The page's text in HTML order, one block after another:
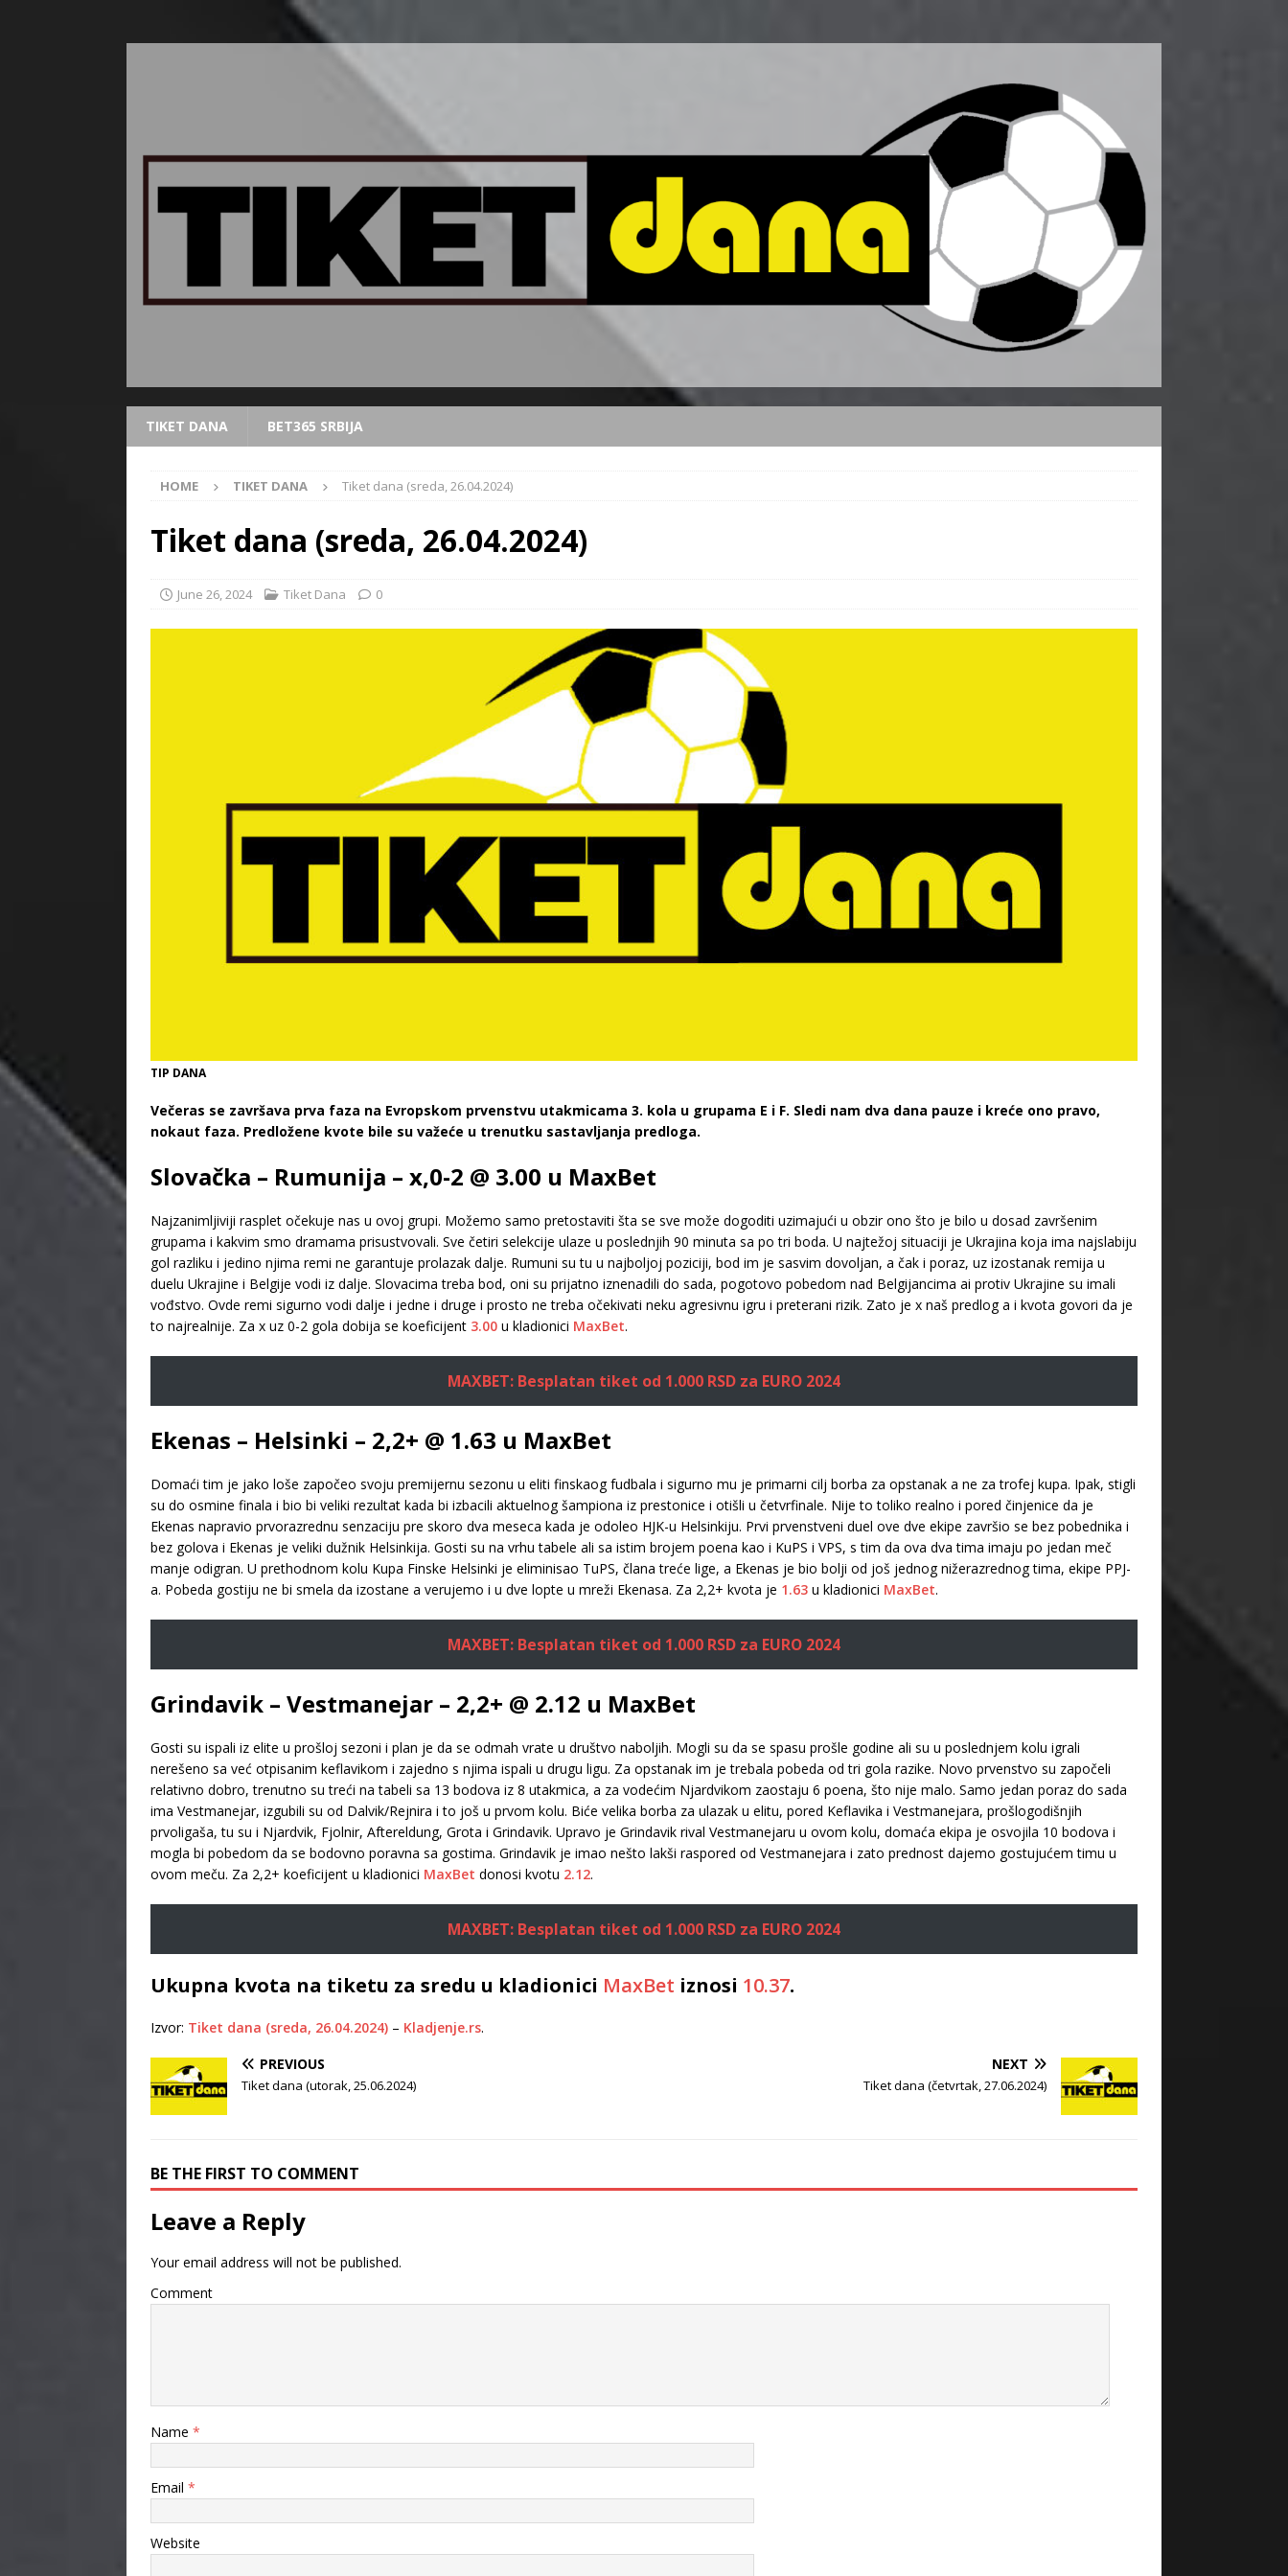
TIKET DANA BET365 SRBIJA
HOME TIKET DANA Tiket dana (sreda, 26.04.2024)
Tiket dana (sreda, 26.04.2024)
June 26, 2024 Tiket Dana 0
TIP DANA
Večeras se završava prva faza na Evropskom prvenstvu utakmicama 3. kola u grupama E i F. Sledi nam dva dana pauze i kreće ono pravo,
nokaut faza. Predložene kvote bile su važeće u trenutku sastavljanja predloga.
Slovačka – Rumunija – x,0-2 @ 3.00 u MaxBet
Najzanimljiviji rasplet očekuje nas u ovoj grupi. Možemo samo pretostaviti šta se sve može dogoditi uzimajući u obzir ono što je bilo u dosad završenim
grupama i kakvim smo dramama prisustvovali. Sve četiri selekcije ulaze u poslednjih 90 minuta sa po tri boda. U najtežoj situaciji je Ukrajina koja ima najslabiju
gol razliku i jedino njima remi ne garantuje prolazak dalje. Rumuni su tu u najboljoj poziciji, bod im je sasvim dovoljan, a čak i poraz, uz izostanak remija u
duelu Ukrajine i Belgije vodi iz dalje. Slovacima treba bod, oni su prijatno iznenadili do sada, pogotovo pobedom nad Belgijancima ai protiv Ukrajine su imali
vođstvo. Ovde remi sigurno vodi dalje i jedne i druge i prosto ne treba očekivati neku agresivnu igru i preterani rizik. Zato je x naš predlog a i kvota govori da je
to najrealnije. Za x uz 0-2 gola dobija se koeficijent 3.00 u kladionici MaxBet.
MAXBET: Besplatan tiket od 1.000 RSD za EURO 2024
Ekenas – Helsinki – 2,2+ @ 1.63 u MaxBet
Domaći tim je jako loše započeo svoju premijernu sezonu u eliti finskaog fudbala i sigurno mu je primarni cilj borba za opstanak a ne za trofej kupa. Ipak, stigli
su do osmine finala i bio bi veliki rezultat kada bi izbacili aktuelnog šampiona iz prestonice i otišli u četvrfinale. Nije to toliko realno i pored činjenice da je
Ekenas napravio prvorazrednu senzaciju pre skoro dva meseca kada je odoleo HJK-u Helsinkiju. Prvi prvenstveni duel ove dve ekipe završio se bez pobednika i
bez golova i Ekenas je veliki dužnik Helsinkija. Gosti su na vrhu tabele ali sa istim brojem poena kao i KuPS i VPS, s tim da ova dva tima imaju po jedan meč
manje odigran. U prethodnom kolu Kupa Finske Helsinki je eliminisao TuPS, člana treće lige, a Ekenas je bio bolji od još jednog nižerazrednog tima, ekipe PPJ-
a. Pobeda gostiju ne bi smela da izostane a verujemo i u dve lopte u mreži Ekenasa. Za 2,2+ kvota je 1.63 u kladionici MaxBet.
MAXBET: Besplatan tiket od 1.000 RSD za EURO 2024
Grindavik – Vestmanejar – 2,2+ @ 2.12 u MaxBet
Gosti su ispali iz elite u prošloj sezoni i plan je da se odmah vrate u društvo naboljih. Mogli su da se spasu prošle godine ali su u poslednjem kolu igrali
nerešeno sa već otpisanim keflavikom i zajedno s njima ispali u drugu ligu. Za opstanak im je trebala pobeda od tri gola razike. Novo prvenstvo su započeli
relativno dobro, trenutno su treći na tabeli sa 13 bodova iz 8 utakmica, a za vodećim Njardvikom zaostaju 6 poena, što nije malo. Samo jedan poraz do sada
ima Vestmanejar, izgubili su od Dalvik/Rejnira i to još u prvom kolu. Biće velika borba za ulazak u elitu, pored Keflavika i Vestmanejara, prošlogodišnjih
prvoligaša, tu su i Njardvik, Fjolnir, Aftereldung, Grota i Grindavik. Upravo je Grindavik rival Vestmanejaru u ovom kolu, domaća ekipa je osvojila 10 bodova i
mogla bi pobedom da se bodovno poravna sa gostima. Grindavik je imao nešto lakši raspored od Vestmanejara i zato prednost dajemo gostujućem timu u
ovom meču. Za 2,2+ koeficijent u kladionici MaxBet donosi kvotu 2.12.
MAXBET: Besplatan tiket od 1.000 RSD za EURO 2024
Ukupna kvota na tiketu za sredu u kladionici MaxBet iznosi 10.37.
Izvor: Tiket dana (sreda, 26.04.2024) – Kladjenje.rs.
PREVIOUS
Tiket dana (utorak, 25.06.2024)
NEXT
Tiket dana (četvrtak, 27.06.2024)
BE THE FIRST TO COMMENT
Leave a Reply
Your email address will not be published.
Comment
Name *
Email *
Website